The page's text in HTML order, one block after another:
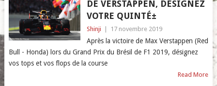
DE VERSTAPPEN, DÉSIGNEZ
VOTRE QUINTÉ±
Shinji 17 novembre 2019
Après la victoire de Max Verstappen (Red
Bull - Honda) lors du Grand Prix du Brésil de F1 2019, désignez
vos tops et vos flops de la course
Read More